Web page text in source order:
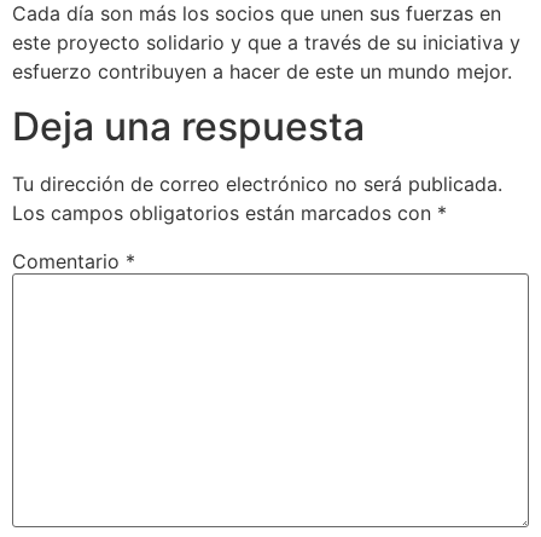
Cada día son más los socios que unen sus fuerzas en
este proyecto solidario y que a través de su iniciativa y
esfuerzo contribuyen a hacer de este un mundo mejor.
Deja una respuesta
Tu dirección de correo electrónico no será publicada.
Los campos obligatorios están marcados con *
Comentario *